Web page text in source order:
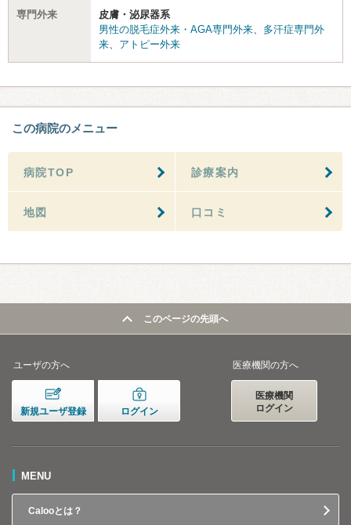
専門外来
皮膚・泌尿器系
男性の脱毛症外来・AGA専門外来、 多汗症専門外
来、 アトピー外来
この病院のメニュー
病院TOP 診療案内
地図 口コミ
このページの先頭へ
ユーザの方へ
新規ユーザ登録 ログイン
医療機関の方へ
医療機関
ログイン
MENU
Calooとは？